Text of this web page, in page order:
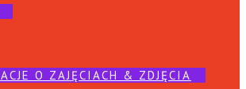
O ZAJĘCIACH & ZDJĘCIA